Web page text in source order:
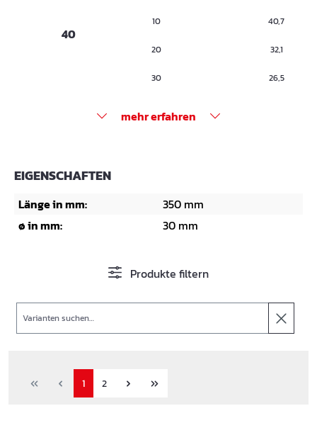
40
10
20
30
40,7
32,1
26,5
mehr erfahren
EIGENSCHAFTEN
Länge in mm:
350 mm
ø in mm:
30 mm
Produkte filtern
1 2